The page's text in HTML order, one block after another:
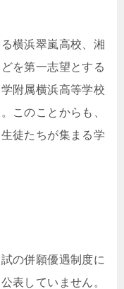
横浜翠嵐高校、湘
を第一志望とする
附属横浜高等学校
このことからも、
徒たちが集まる学
の併願優遇制度に
表していません。